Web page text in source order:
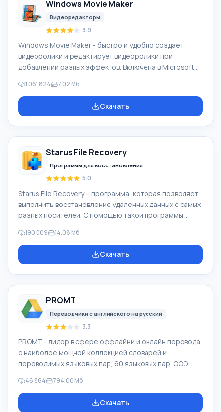
Windows Movie Maker
Видеоредакторы
3.9
Windows Movie Maker - быстро и удобно создаёт
видеоролики и редактирует видеоролики при
добавлении разных эффектов. Включена в Microsoft
бесплатный программный пакет Windows Live
Microsoft. Функционал Windows Movie Maker:
Захватывать видео с разных источников
Maker - добавить можно фоновую аудиодорожку,
использовать между
1 061 824 7.02 Мб
Скачать
Starus File Recovery
Программы для восстановления
5.0
Starus File Recovery – программа, которая позволяет
выполнить восстановление удаленных данных с самых
разных носителей. С помощью такой программы
разными способами. Например, они были удалены
мимо Корзины, скрыты под воздействием
вредоносного программного обеспечения, утеряны
различными устройствами, например, с жесткими
дисками, SS
190 009 14.08 Мб
Скачать
PROMT
Переводчики с английского на русский
3.3
PROMT - лидер в сфере оффлайни и онлайн перевода,
с наиболее мощной коллекцией словарей и
переводимых языковых пар, 60 языковых пар. ООО
разработчик систем перевода для частных
пользователей и корпораций. Программой PROMT
обеспечивается перевод любого текста, пользуясь
46 864 794.00 Мб
Скачать